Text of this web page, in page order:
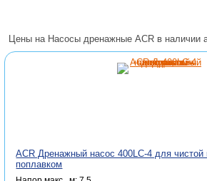
Цены на Насосы дренажные ACR в наличии
ACR Дренажный насос 400LC-4 для
поплавком